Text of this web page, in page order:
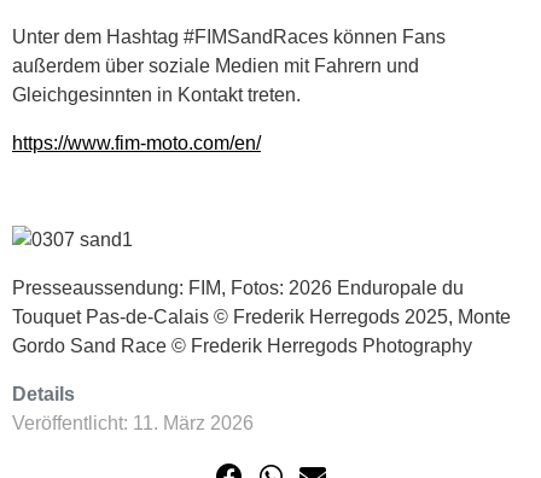
Unter dem Hashtag #FIMSandRaces können Fans
außerdem über soziale Medien mit Fahrern und
Gleichgesinnten in Kontakt treten.
https://www.fim-moto.com/en/
Presseaussendung: FIM, Fotos: 2026 Enduropale du
Touquet Pas-de-Calais © Frederik Herregods 2025, Monte
Gordo Sand Race © Frederik Herregods Photography
Details
Veröffentlicht: 11. März 2026